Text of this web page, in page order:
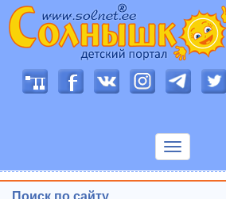
Показать
Поиск по сайту